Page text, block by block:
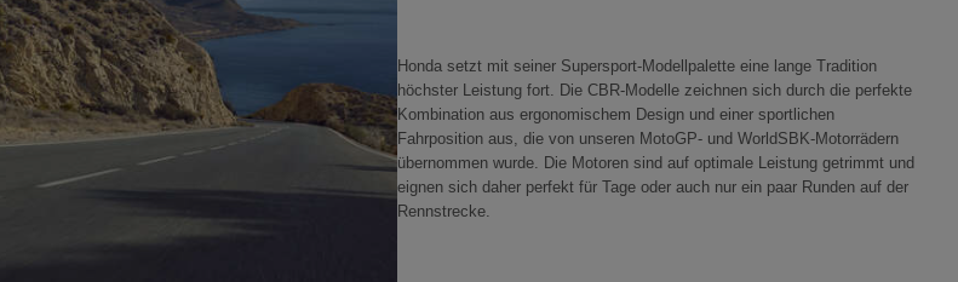
Honda setzt mit seiner Supersport-Modellpalette eine lange Tradition
höchster Leistung fort. Die CBR-Modelle zeichnen sich durch die perfekte
Kombination aus ergonomischem Design und einer sportlichen
Fahrposition aus, die von unseren MotoGP- und WorldSBK-Motorrädern
übernommen wurde. Die Motoren sind auf optimale Leistung getrimmt und
eignen sich daher perfekt für Tage oder auch nur ein paar Runden auf der
Rennstrecke.